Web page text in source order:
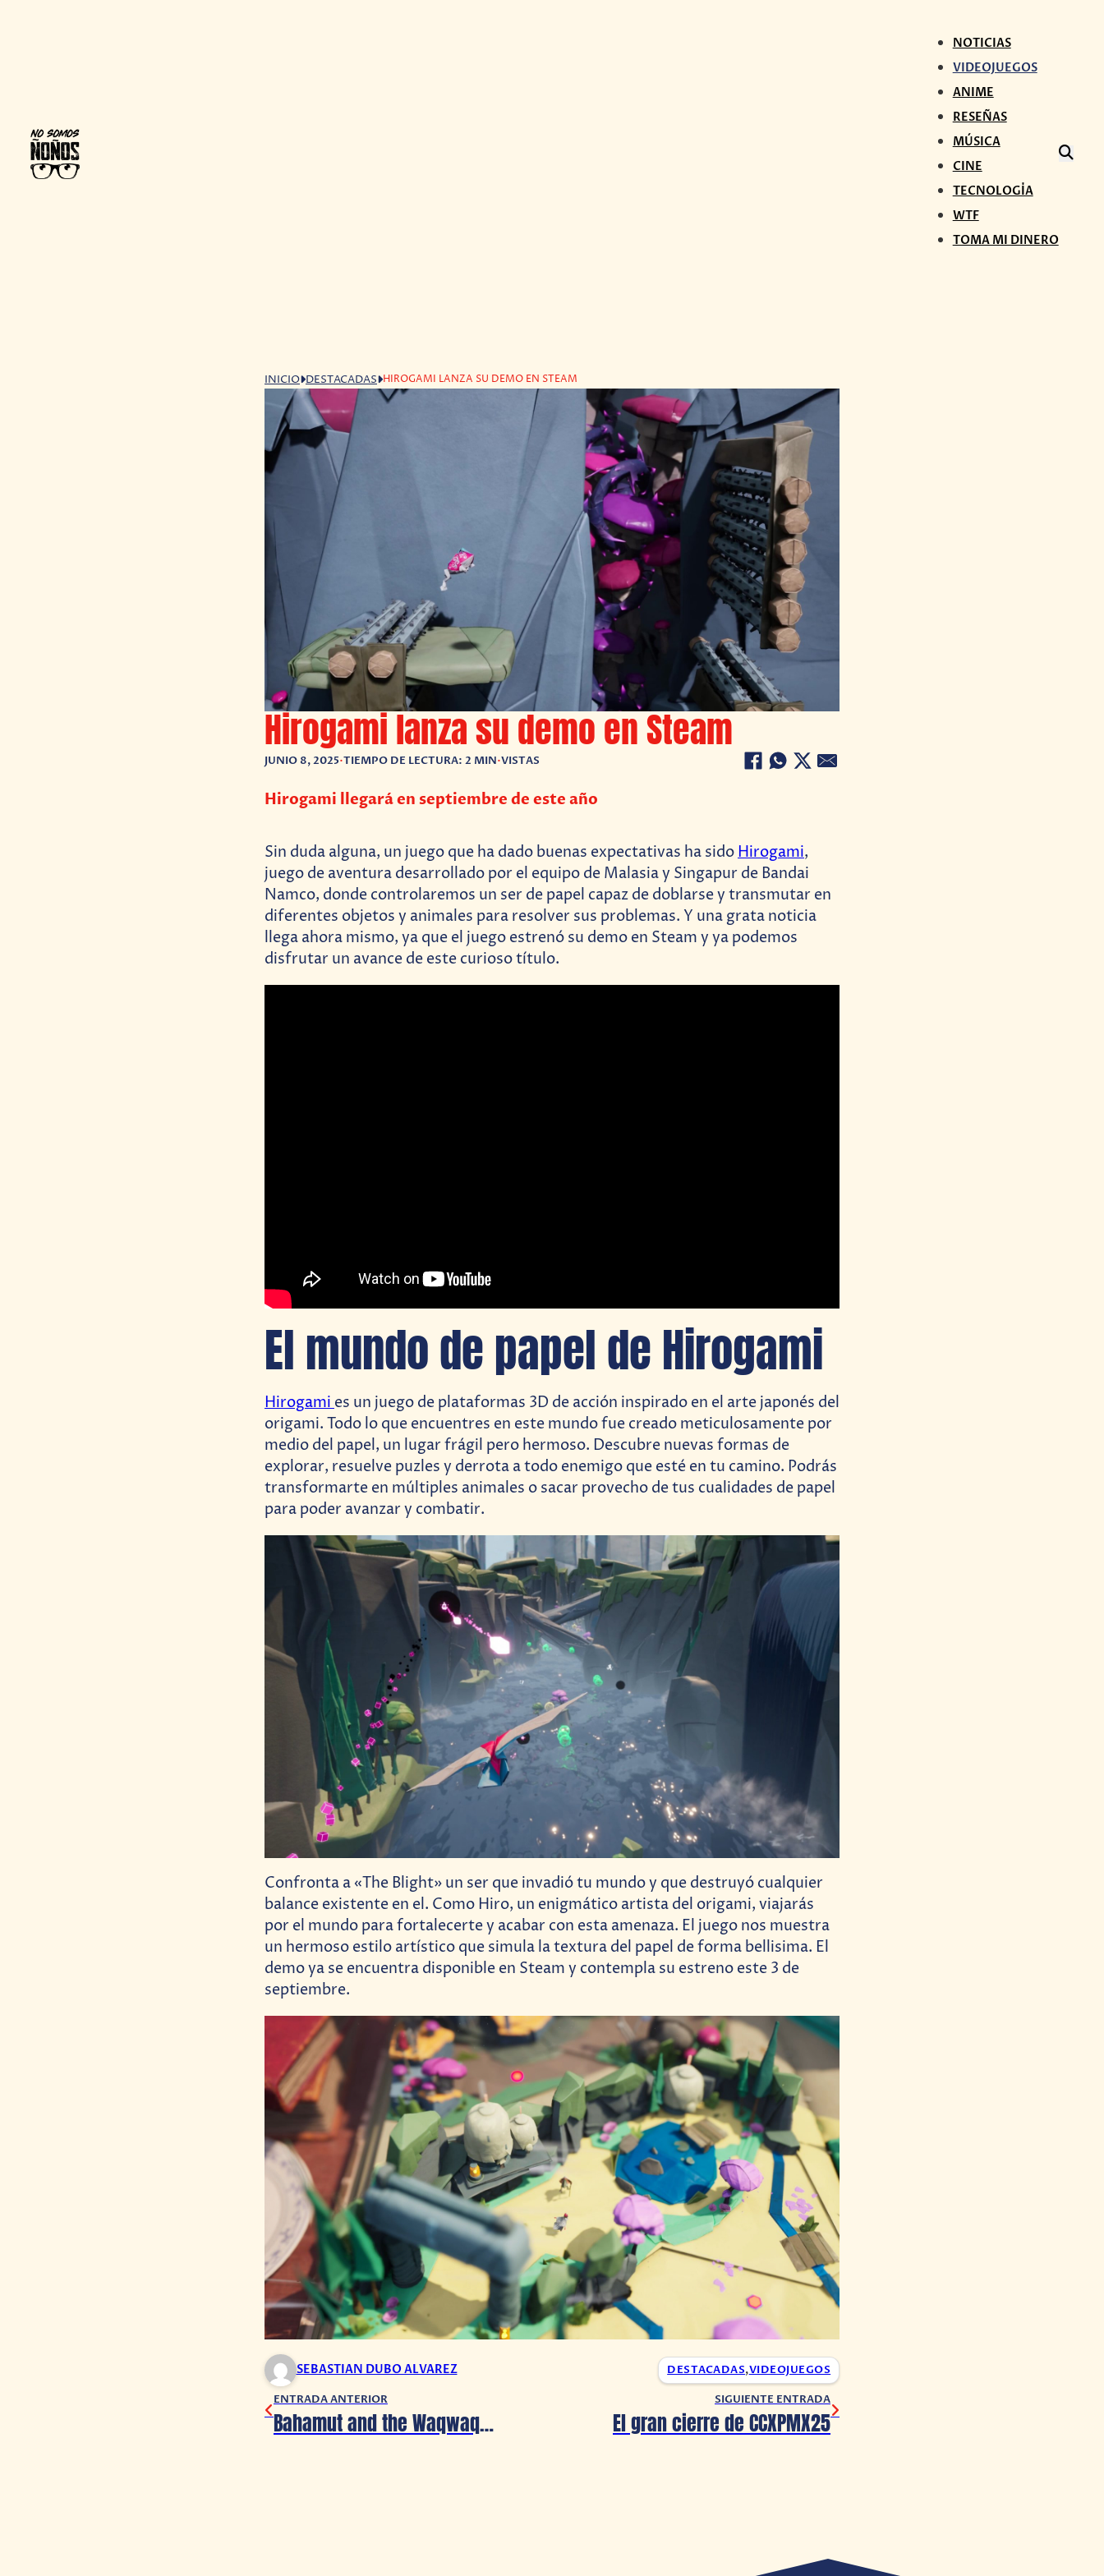
NOTICIAS
VIDEOJUEGOS
ANIME
RESEÑAS
MÚSICA
CINE
TECNOLOGÍA
WTF
TOMA MI DINERO
INICIO DESTACADAS HIROGAMI LANZA SU DEMO EN STEAM
Hirogami lanza su demo en Steam
JUNIO 8, 2025•TIEMPO DE LECTURA: 2 MIN•VISTAS
Hirogami llegará en septiembre de este año
Sin duda alguna, un juego que ha dado buenas expectativas ha sidoHirogami,
juego de aventura desarrollado por el equipo de Malasia y Singapur de Bandai
Namco, donde controlaremos un ser de papel capaz de doblarse y transmutar en
diferentes objetos y animales para resolver sus problemas. Y una grata noticia
llega ahora mismo, ya que el juego estrenó su demo en Steam y ya podemos
disfrutar un avance de este curioso título.
El mundo de papel de Hirogami
Hirogami es un juego de plataformas 3D de acción inspirado en el arte japonés del
origami. Todo lo que encuentres en este mundo fue creado meticulosamente por
medio del papel, un lugar frágil pero hermoso. Descubre nuevas formas de
explorar, resuelve puzles y derrota a todo enemigo que esté en tu camino. Podrás
transformarte en múltiples animales o sacar provecho de tus cualidades de papel
para poder avanzar y combatir.
Confronta a «The Blight» un ser que invadió tu mundo y que destruyó cualquier
balance existente en el. Como Hiro, un enigmático artista del origami, viajarás
por el mundo para fortalecerte y acabar con esta amenaza. El juego nos muestra
un hermoso estilo artístico que simula la textura del papel de forma bellisima. El
demo ya se encuentra disponible en Steam y contempla su estreno este 3 de
septiembre.
SEBASTIAN DUBO ALVAREZ DESTACADAS,VIDEOJUEGOS
ENTRADA ANTERIOR
Bahamut and the Waqwaq Tree muestra su gameplay (Green Games Showcase 2025)
SIGUIENTE ENTRADA
El gran cierre de CCXPMX25